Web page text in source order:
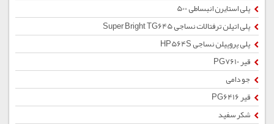
پلی استایرن انبساطی 500
پلی اتیلن ترفتالات نساجی Super Bright TG645
پلی پروپیلن نساجی HP564S
قیر PG7610
جو دامی
قیر PG6416
شکر سفید